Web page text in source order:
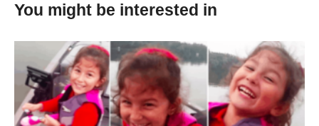
μοιάζει με ρομπότ σε κρίση πανικού! Ο άνδρας που
διαίρεση σε ένα μηχανικό κομπιουτεράκι που
ονομάζεται Facit ESA-01. Δείτε στο βίντεο πώς το
Facit ESA-01 τα χάνει!
You might be interested in